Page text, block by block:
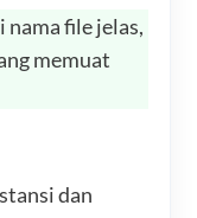
nama file jelas,
memuat
dan